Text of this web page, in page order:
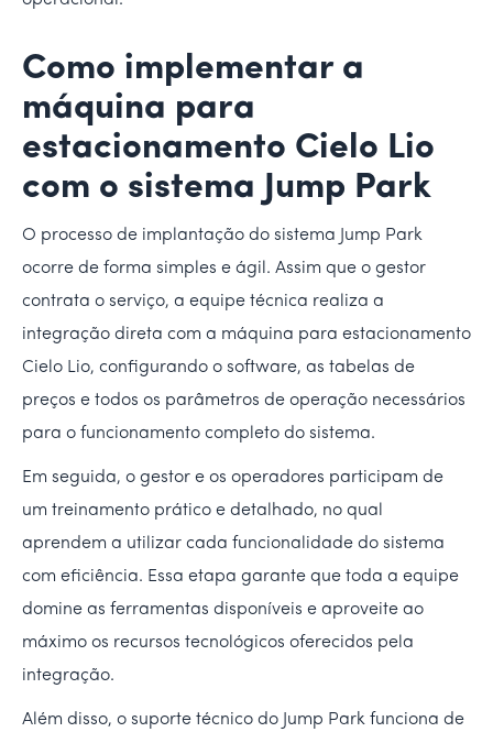
Como implementar a
máquina para
estacionamento Cielo Lio
com o sistema Jump Park
O processo de implantação do sistema Jump Park
ocorre de forma simples e ágil. Assim que o gestor
contrata o serviço, a equipe técnica realiza a
integração direta com a máquina para estacionamento
Cielo Lio, configurando o software, as tabelas de
preços e todos os parâmetros de operação necessários
para o funcionamento completo do sistema.
Em seguida, o gestor e os operadores participam de
um treinamento prático e detalhado, no qual
aprendem a utilizar cada funcionalidade do sistema
com eficiência. Essa etapa garante que toda a equipe
domine as ferramentas disponíveis e aproveite ao
máximo os recursos tecnológicos oferecidos pela
integração.
Além disso, o suporte técnico do Jump Park funciona de